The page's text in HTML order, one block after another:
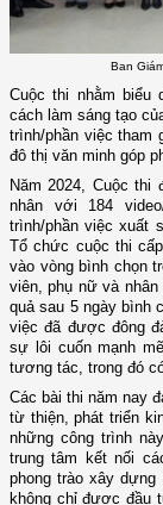
Ban
Cuộc thi nhằm biểu
cách làm sáng tạo
trình/phần việc tham
đô thị văn minh góp
Năm 2024, Cuộc thi
nhân với 184
trình/phần việc xuất
Tổ chức cuộc thi
vào vòng bình chọn
viên, phụ nữ và
quả sau 5 ngày bình
việc đã được đông
sự lôi cuốn mạnh
tương tác, trong đó
Các bài thi năm nay
từ thiện, phát triển
những công trình
trung tâm kết nối
phong trào xây
không chỉ được đầu